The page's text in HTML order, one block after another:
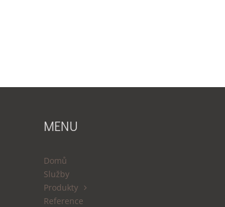
MENU
Domů
Služby
Produkty
Reference